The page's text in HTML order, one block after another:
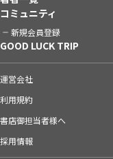
コミュニティ
新規会員登録
GOOD LUCK TRIP
運営会社
利用規約
書店御担当者様へ
採用情報